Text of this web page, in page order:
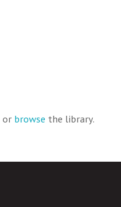
or browse the library.